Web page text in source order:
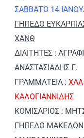
ΣΑΒΒΑΤΟ 14
ΓΗΠΕΔΟ
ΧΑΝΘ
ΔΙΑΙΤΗΤΕΣ :
ΑΝΑΣΤΑΣΙΑΔΗΣ Γ.
ΓΡΑΜΜΑΤΕΙΑ :
ΚΑΛΟΓΙΑΝΝΙΔΗΣ
ΚΟΜΙΣΑΡΙΟΣ :
ΓΗΠΕΔΟ